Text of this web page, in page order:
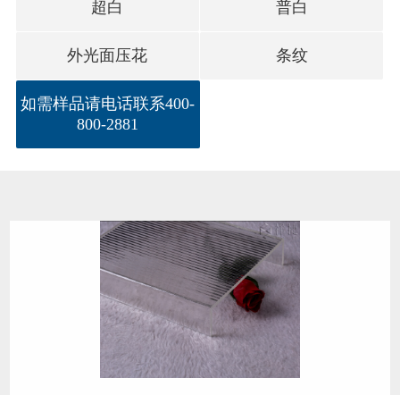
超白 普白
外光面压花 条纹
如需样品请电话联系400-
800-2881